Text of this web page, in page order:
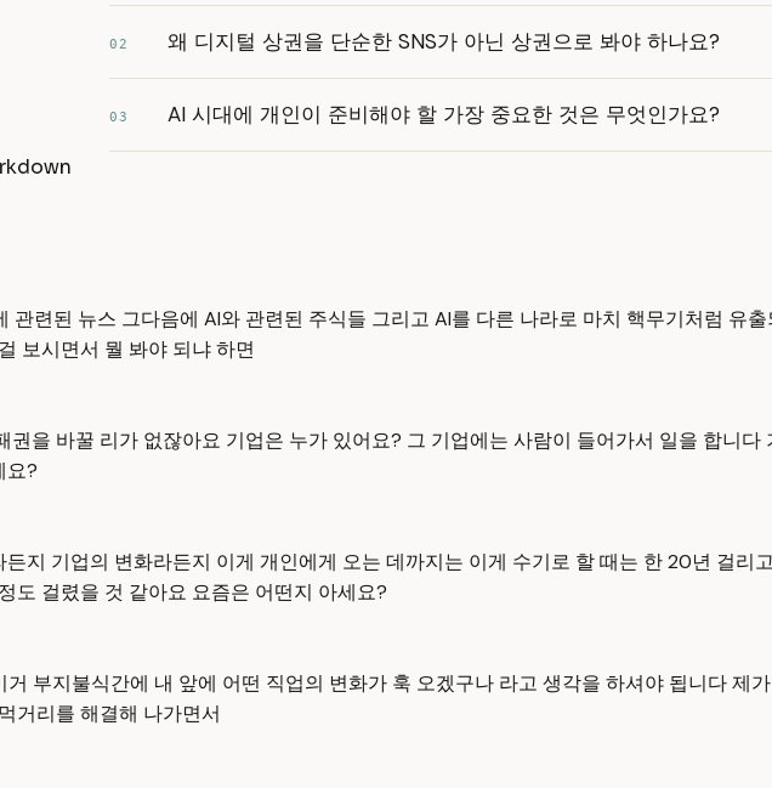
02 왜 디지털 상권을 단순한 SNS가 아닌 상권으로 봐야 하나요?
03 AI 시대에 개인이 준비해야 할 가장 중요한 것은 무엇인가요?
관련된 뉴스 그다음에 AI와 관련된 주식들 그리고 AI를 다른 나라로 마치 핵무기처럼 유
보시면서 뭘 봐야 되냐 하면
을 바꿀 리가 없잖아요 기업은 누가 있어요? 그 기업에는 사람이 들어가서 일을 합니
요?
지 기업의 변화라든지 이게 개인에게 오는 데까지는 이게 수기로 할 때는 한 20년 걸리
도 걸렸을 것 같아요 요즘은 어떤지 아세요?
부지불식간에 내 앞에 어떤 직업의 변화가 훅 오겠구나 라고 생각을 하셔야 됩니다 제
거리를 해결해 나가면서